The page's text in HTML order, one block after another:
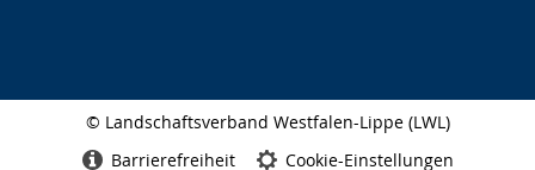
© Landschaftsverband Westfalen-Lippe (LWL)
Barrierefreiheit Cookie-Einstellungen